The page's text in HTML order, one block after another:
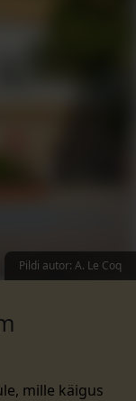
mille käigus
Pildi autor: A. Le Coq